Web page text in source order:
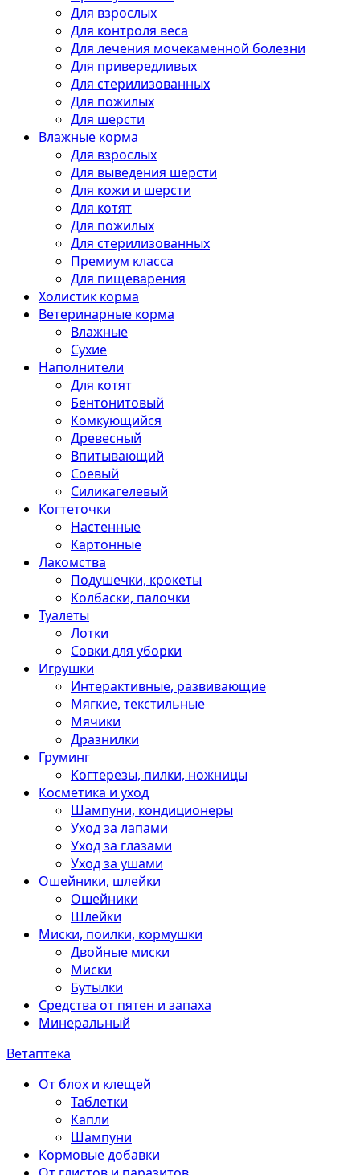
Для взрослых
Для контроля веса
Для лечения мочекаменной болезни
Для привередливых
Для стерилизованных
Для пожилых
Для шерсти
Влажные корма
Для взрослых
Для выведения шерсти
Для кожи и шерсти
Для котят
Для пожилых
Для стерилизованных
Премиум класса
Для пищеварения
Холистик корма
Ветеринарные корма
Влажные
Сухие
Наполнители
Для котят
Бентонитовый
Комкующийся
Древесный
Впитывающий
Соевый
Силикагелевый
Когтеточки
Настенные
Картонные
Лакомства
Подушечки, крокеты
Колбаски, палочки
Туалеты
Лотки
Совки для уборки
Игрушки
Интерактивные, развивающие
Мягкие, текстильные
Мячики
Дразнилки
Груминг
Когтерезы, пилки, ножницы
Косметика и уход
Шампуни, кондиционеры
Уход за лапами
Уход за глазами
Уход за ушами
Ошейники, шлейки
Ошейники
Шлейки
Миски, поилки, кормушки
Двойные миски
Миски
Бутылки
Средства от пятен и запаха
Минеральный
Ветаптека
От блох и клещей
Таблетки
Капли
Шампуни
Кормовые добавки